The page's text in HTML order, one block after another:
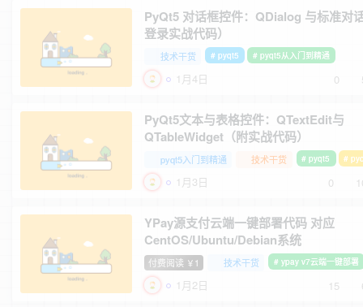
PyQt5 对话框控件：QDialog 与标准对
登录实战代码）
技术干货 # pyqt5 # pyqt5从入门到精通
1月4日 0
PyQt5文本与表格控件：QTextEdit与
QTableWidget（附实战代码）
pyqt5入门到精通 技术干货 # pyqt5 #
1月3日 0
YPay源支付云端一键部署代码 对应
CentOS/Ubuntu/Debian系统
付费阅读 ￥ 1 技术干货 # ypay v7云端一键部署
1月2日 15